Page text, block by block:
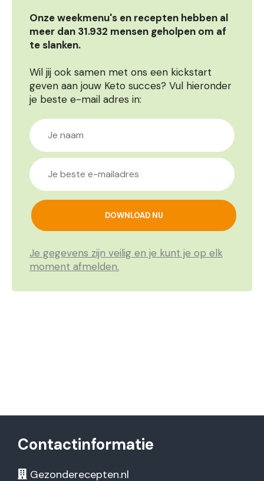
Onze weekmenu's en recepten hebben al
meer dan 31.932 mensen geholpen om af
te slanken.
Wil jij ook samen met ons een kickstart
geven aan jouw Keto succes? Vul hieronder
je beste e-mail adres in:
Je gegevens zijn veilig en je kunt je op elk
moment afmelden.
Contactinformatie
Gezonderecepten.nl